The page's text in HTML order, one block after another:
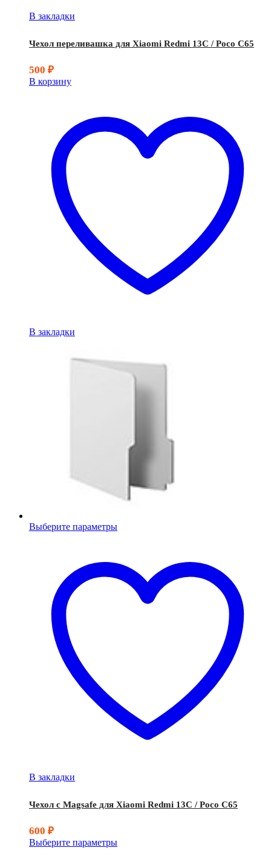
В закладки
Чехол переливашка для Xiaomi Redmi 13C / Poco C65
500 ₽
В корзину
В закладки
Выберите параметры
В закладки
Чехол с Magsafe для Xiaomi Redmi 13C / Poco C65
600 ₽
Выберите параметры